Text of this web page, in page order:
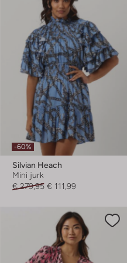
-60%
Silvian Heach
Mini jurk
€ 279,95 € 111,99